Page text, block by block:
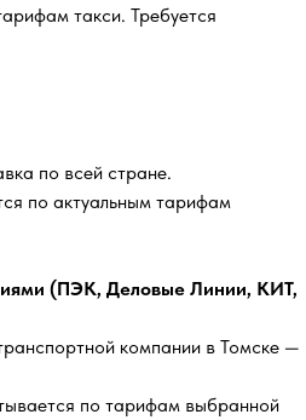
такси. Требуется
по всей стране.
по актуальным тарифам
(ПЭК, Деловые Линии, КИТ,
компании в Томске —
по тарифам выбранной